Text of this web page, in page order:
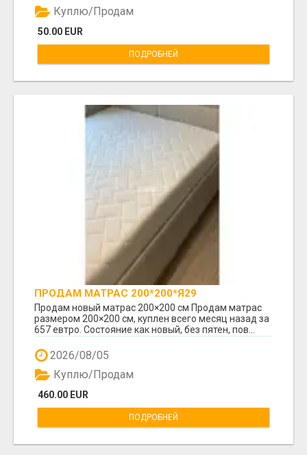
50.00 EUR
Куплю/Продам
ПОДРОБНЕЙ
ПРОДАМ МАТРАС 200*200*Я29
Продам новый матрас 200×200 см Продам матрас
размером 200×200 см, куплен всего месяц назад за
657 евтро. Состояние как новый, без пятен, пов...
2026/08/05
460.00 EUR
Куплю/Продам
ПОДРОБНЕЙ